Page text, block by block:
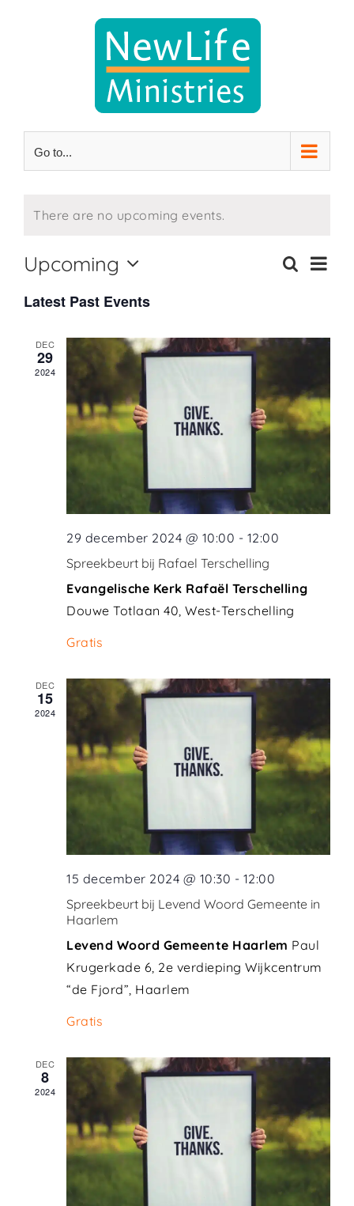
Go to...
There are no upcoming events.
Events
and
Search
List
Upcoming
date.
Latest Past Events
DEC
29
2024
29 december 2024 @ 10:00 - 12:00
Spreekbeurt bij Rafael Terschelling
Evangelische Kerk Rafaël Terschelling
Douwe Totlaan 40, West-Terschelling
Gratis
DEC
15
2024
15 december 2024 @ 10:30 - 12:00
Spreekbeurt bij Levend Woord Gemeente in
Haarlem
Levend Woord Gemeente Haarlem Paul
Krugerkade 6, 2e verdieping Wijkcentrum
“de Fjord”, Haarlem
Gratis
DEC
8
2024